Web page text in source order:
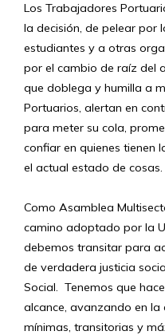
Los Trabajadores
la decisión, de pelear por
estudiantes y a otras
por el cambio de raíz del
que doblega y humilla a
Portuarios, alertan en
para meter su cola,
confiar en quienes tienen
el actual estado de cosas.
Como Asamblea
camino adoptado por la
debemos transitar para
de verdadera justicia
Social. Tenemos que
alcance, avanzando en
mínimas, transitorias y